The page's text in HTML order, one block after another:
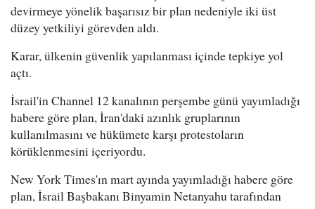
devirmeye yönelik başarısız bir plan nedeniyle iki üst
düzey yetkiliyi görevden aldı.
Karar, ülkenin güvenlik yapılanması içinde tepkiye yol
açtı.
İsrail'in Channel 12 kanalının perşembe günü yayımladığı
habere göre plan, İran'daki azınlık gruplarının
kullanılmasını ve hükümete karşı protestoların
körüklenmesini içeriyordu.
New York Times'ın mart ayında yayımladığı habere göre
plan, İsrail Başbakanı Binyamin Netanyahu tarafından